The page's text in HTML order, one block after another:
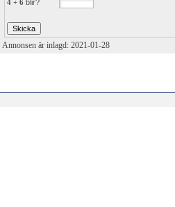
4 + 6 blir?
Annonsen är inlagd: 2021-01-28